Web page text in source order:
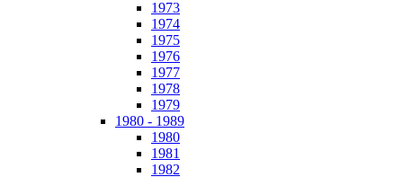
1973
1974
1975
1976
1977
1978
1979
1980 - 1989
1980
1981
1982